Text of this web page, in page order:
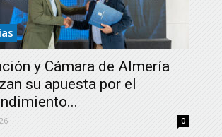
y Cámara de Almería
su apuesta por el
0